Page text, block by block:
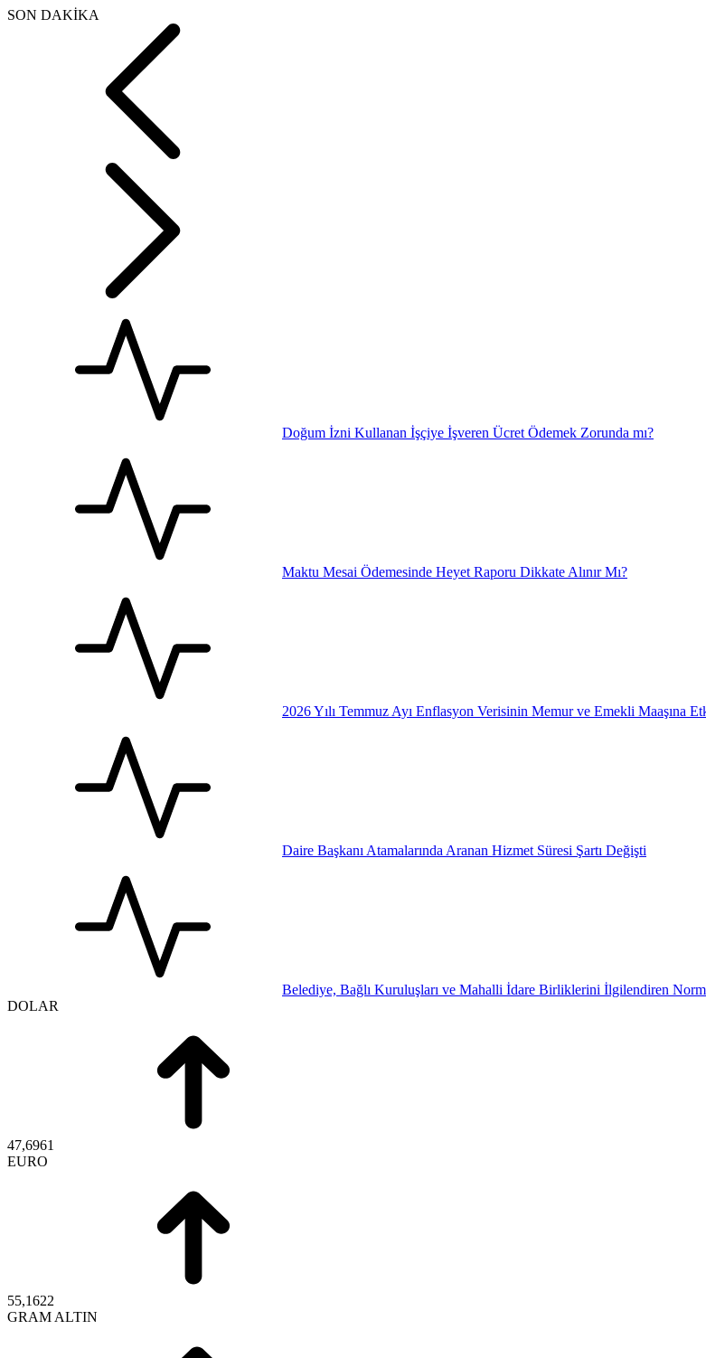
SON DAKİKA
Doğum İzni Kullanan İşçiye İşveren Ücret Ödemek Zorunda mı?
Maktu Mesai Ödemesinde Heyet Raporu Dikkate Alınır Mı?
2026 Yılı Temmuz Ayı Enflasyon Verisinin Memur ve Emekli Maaşına
Daire Başkanı Atamalarında Aranan Hizmet Süresi Şartı Değişti
Belediye, Bağlı Kuruluşları ve Mahalli İdare Birliklerini İlgilendiren
DOLAR
47,6961
EURO
55,1622
GRAM ALTIN